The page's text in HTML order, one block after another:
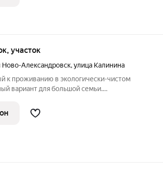
участок
Александровск,улица Калинина
к проживанию в экологически-чистом
вариант для большой семьи.
Основная часть дороги асфальтирована.